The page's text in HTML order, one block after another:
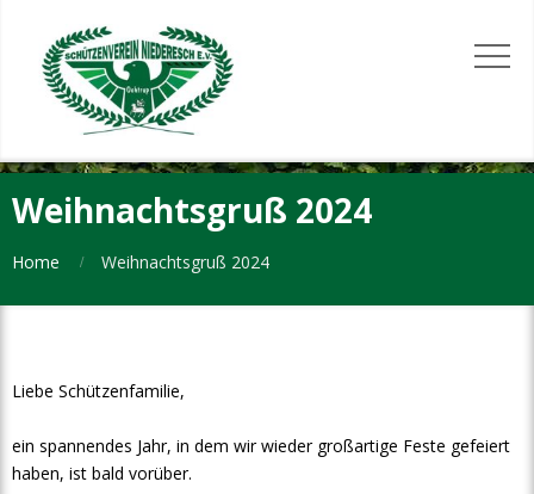
Weihnachtsgruß 2024
Home Weihnachtsgruß 2024
Liebe Schützenfamilie,
ein spannendes Jahr, in dem wir wieder großartige Feste gefeiert
haben, ist bald vorüber.